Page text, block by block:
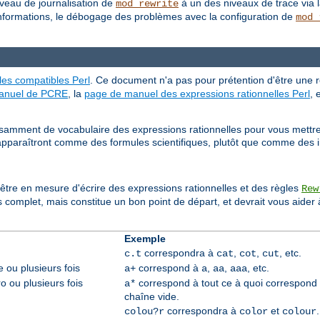
de journalisation de mod_rewrite à un des niveaux de trace via
le débogage des problèmes avec la configuration de
compatibles Perl . Ce document n'a pas pour prétention d'être
de PCRE , la page de manuel des expressions rationnelles Perl
de vocabulaire des expressions rationnelles pour vous
comme des formules scientifiques, plutôt que comme des
en mesure d'écrire des expressions rationnelles et des règles
mais constitue un bon point de départ, et devrait vous aider
Exemple
c.t correspondra à cat, cot, cut, etc.
ou plusieurs fois
a+correspond à a, aa, aaa, etc.
ou plusieurs fois
a* correspond à tout ce à quoi correspond
chaîne vide.
colou?rcorrespondra à coloret colour.